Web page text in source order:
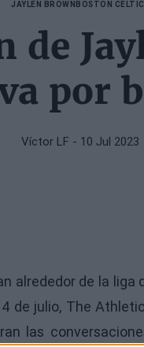
JAYLEN BROWN BOSTON
de
por
Víctor LF - 10 Jul 2023
alrededor de la liga
de julio, The
las